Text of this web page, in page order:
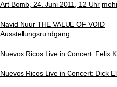
Art Bomb, 24. Juni 2011, 12 Uhr
Navid Nuur THE VALUE OF VOID
Ausstellungsrundgang
Nuevos Ricos Live in Concert: Felix
Nuevos Ricos Live in Concert: Dick